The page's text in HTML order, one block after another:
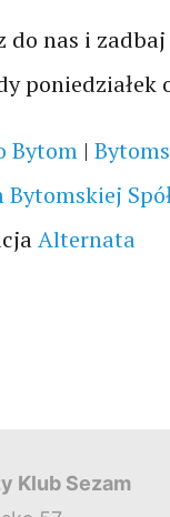
do nas i
poniedziałek
Bytom |
Bytomskiej
Alternata
Klub Sezam